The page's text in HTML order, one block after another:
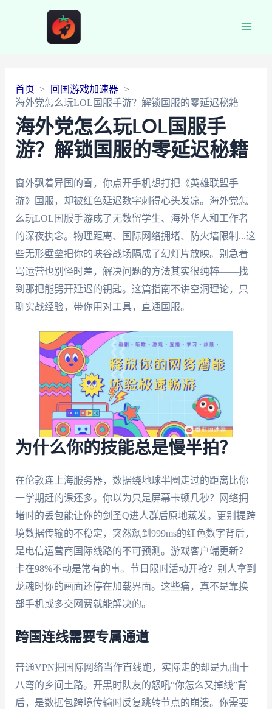
首页
回国游戏加速器
海外党怎么玩LOL国服手游？解锁国服的零延迟秘籍
海外党怎么玩LOL国服手
游？解锁国服的零延迟秘籍
窗外飘着异国的雪，你点开手机想打把《英雄联盟手
游》国服，却被红色延迟数字刺得心头发凉。海外党怎
么玩LOL国服手游成了无数留学生、海外华人和工作者
的深夜执念。物理距离、国际网络拥堵、防火墙限制...这
些无形壁垒把你的峡谷战场隔成了幻灯片放映。别急着
骂运营也别怪时差，解决问题的方法其实很纯粹——找
到那把能劈开延迟的钥匙。这篇指南不讲空洞理论，只
聊实战经验，带你用对工具，直通国服。
为什么你的技能总是慢半拍？
在伦敦连上海服务器，数据绕地球半圈走过的距离比你
一学期赶的课还多。你以为只是屏幕卡顿几秒？网络拥
堵时的丢包能让你的剑圣Q进人群后原地蒸发。更别提跨
境数据传输的不稳定，突然飙到999ms的红色数字背后，
是电信运营商国际线路的不可预测。游戏客户端更新？
卡在98%不动是常有的事。节日限时活动开抢？别人拿到
龙魂时你的画面还停在加载界面。这些痛，真不是靠换
部手机或多交网费就能解决的。
跨国连线需要专属通道
普通VPN把国际网络当作直线跑，实际走的却是九曲十
八弯的乡间土路。开黑时队友的怒吼“你怎么又掉线”背
后，是数据包跨境传输时反复跳转节点的崩溃。你需要